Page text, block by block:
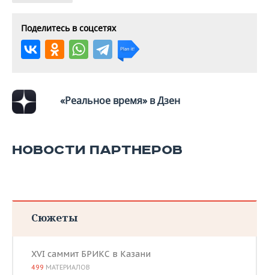
Поделитесь в соцсетях
«Реальное время» в Дзен
НОВОСТИ ПАРТНЕРОВ
Сюжеты
XVI саммит БРИКС в Казани
499 МАТЕРИАЛОВ